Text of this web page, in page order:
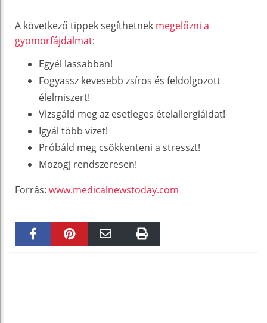
A következő tippek segíthetnek megelőzni a
gyomorfájdalmat:
Egyél lassabban!
Fogyassz kevesebb zsíros és feldolgozott
élelmiszert!
Vizsgáld meg az esetleges ételallergiáidat!
Igyál több vizet!
Próbáld meg csökkenteni a stresszt!
Mozogj rendszeresen!
Forrás: www.medicalnewstoday.com